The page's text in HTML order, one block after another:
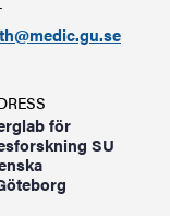
för
SU